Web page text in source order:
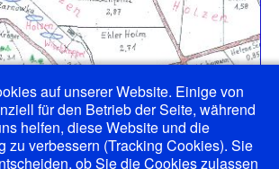
auf unserer Website. Einige von
für den Betrieb der Seite, während
helfen, diese Website und die
zu verbessern (Tracking Cookies). Sie
ob Sie die Cookies zulassen